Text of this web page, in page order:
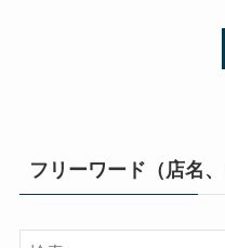
フリーワード（店名